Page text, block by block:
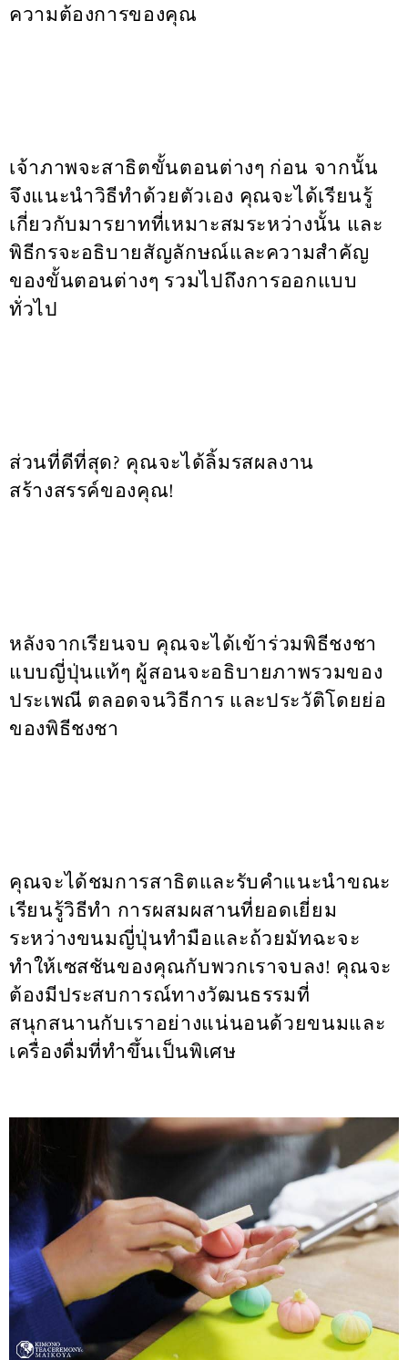
ความต้องการของคุณ
เจ้าภาพจะสาธิตขั้นตอนต่างๆ ก่อน จากนั้น
จึงแนะนำวิธีทำด้วยตัวเอง คุณจะได้เรียนรู้
เกี่ยวกับมารยาทที่เหมาะสมระหว่างนั้น และ
พิธีกรจะอธิบายสัญลักษณ์และความสำคัญ
ของขั้นตอนต่างๆ รวมไปถึงการออกแบบ
ทั่วไป
ส่วนที่ดีที่สุด? คุณจะได้ลิ้มรสผลงาน
สร้างสรรค์ของคุณ!
หลังจากเรียนจบ คุณจะได้เข้าร่วมพิธีชงชา
แบบญี่ปุ่นแท้ๆ ผู้สอนจะอธิบายภาพรวมของ
ประเพณี ตลอดจนวิธีการ และประวัติโดยย่อ
ของพิธีชงชา
คุณจะได้ชมการสาธิตและรับคำแนะนำขณะ
เรียนรู้วิธีทำ การผสมผสานที่ยอดเยี่ยม
ระหว่างขนมญี่ปุ่นทำมือและถ้วยมัทฉะจะ
ทำให้เซสชันของคุณกับพวกเราจบลง! คุณจะ
ต้องมีประสบการณ์ทางวัฒนธรรมที่
สนุกสนานกับเราอย่างแน่นอนด้วยขนมและ
เครื่องดื่มที่ทำขึ้นเป็นพิเศษ